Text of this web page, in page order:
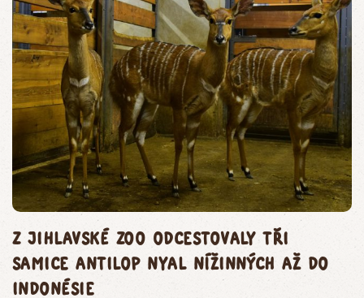
Z jihlavské zoo odcestovaly tři
samice antilop nyal nížinných až do
Indonésie